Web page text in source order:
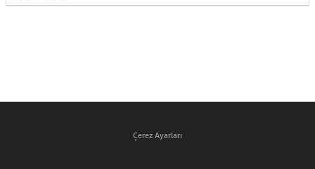
Çerez Ayarları